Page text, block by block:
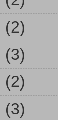
(2)
(3)
(2)
(3)